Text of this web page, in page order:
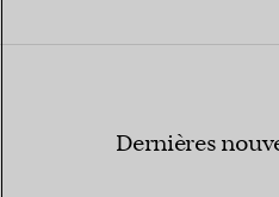
Dernières